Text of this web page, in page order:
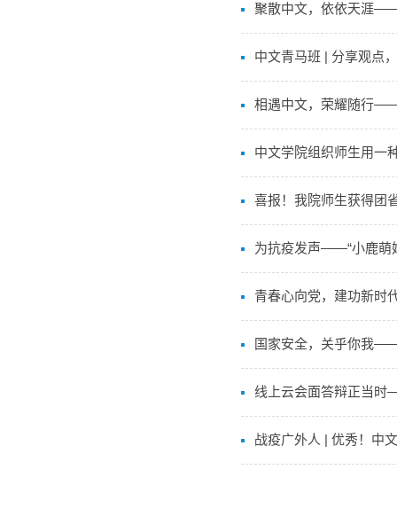
聚散中文，依依天涯
中文青马班 | 分享观点
相遇中文，荣耀随行——
中文学院组织师生用一
喜报！我院师生获得团
为抗疫发声——“小鹿萌
青春心向党，建功新时
国家安全，关乎你我
线上云会面答辩正当时
战疫广外人 | 优秀！中